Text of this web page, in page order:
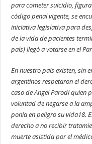
para cometer suicidio,
código penal vigente, se
iniciativa legislativa para
de la vida de pacientes
país) llegó a votarse en el
En nuestro país existen, sin
argentinos respetaron el
caso de Angel Parodi quien
voluntad de negarse a la
ponía en peligro su vida18.
derecho a no recibir
muerte asistida por el